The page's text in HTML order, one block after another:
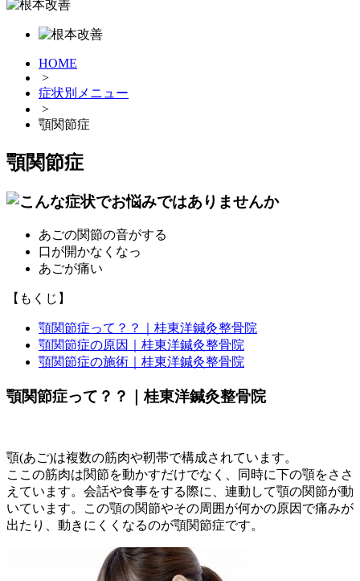
HOME
>
症状別メニュー
>
顎関節症
顎関節症
あごの関節の音がする
口が開かなくなっ
あごが痛い
【もくじ】
顎関節症って？？｜桂東洋鍼灸整骨院
顎関節症の原因｜桂東洋鍼灸整骨院
顎関節症の施術｜桂東洋鍼灸整骨院
顎関節症って？？｜桂東洋鍼灸整骨院
顎(あご)は複数の筋肉や靭帯で構成されています。
ここの筋肉は関節を動かすだけでなく、同時に下の顎をささ
えています。会話や食事をする際に、連動して顎の関節が動
いています。この顎の関節やその周囲が何かの原因で痛みが
出たり、動きにくくなるのが顎関節症です。